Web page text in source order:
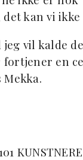
kan vi ikke
jeg vil kalde
fortjener en